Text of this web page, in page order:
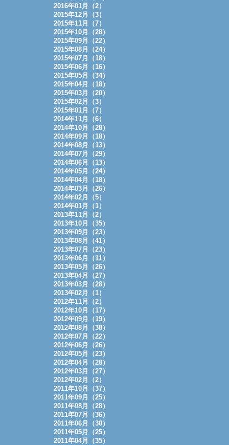
2016年01月（2）
2015年12月（3）
2015年11月（7）
2015年10月（28）
2015年09月（22）
2015年08月（24）
2015年07月（18）
2015年06月（16）
2015年05月（34）
2015年04月（18）
2015年03月（20）
2015年02月（3）
2015年01月（7）
2014年11月（6）
2014年10月（28）
2014年09月（18）
2014年08月（13）
2014年07月（29）
2014年06月（13）
2014年05月（24）
2014年04月（18）
2014年03月（26）
2014年02月（5）
2014年01月（1）
2013年11月（2）
2013年10月（35）
2013年09月（23）
2013年08月（41）
2013年07月（23）
2013年06月（11）
2013年05月（26）
2013年04月（27）
2013年03月（28）
2013年02月（1）
2012年11月（2）
2012年10月（17）
2012年09月（19）
2012年08月（38）
2012年07月（22）
2012年06月（26）
2012年05月（23）
2012年04月（28）
2012年03月（27）
2012年02月（2）
2011年10月（37）
2011年09月（25）
2011年08月（28）
2011年07月（36）
2011年06月（30）
2011年05月（25）
2011年04月（35）